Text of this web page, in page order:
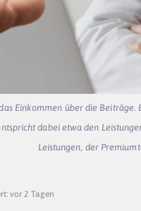
Einkommen über die Beiträge.
dabei etwa den
Leistungen, der
vor 2 Tagen